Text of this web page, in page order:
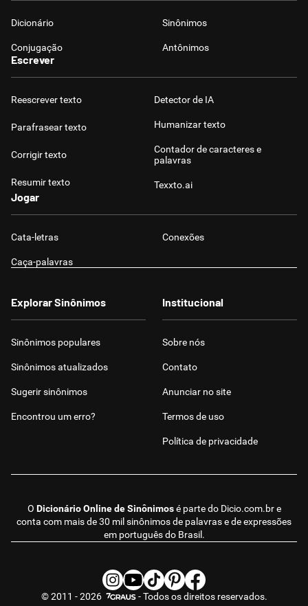
Dicionário Sinônimos
Conjugação Antônimos
Escrever
Reescrever texto
Parafrasear texto
Corrigir texto
Resumir texto
Detector de IA
Humanizar texto
Contador de caracteres e
palavras
Texxto.ai
Jogar
Cata-letras Conexões
Caça-palavras
O Dicionário Online de Sinônimosé parte do Dicio.com.bre
conta com mais de 30 mil sinônimos de palavras e de expressões
em português do Brasil.
Explorar Sinônimos
Sinônimos populares
Sinônimos atualizados
Sugerir sinônimos
Encontrou um erro?
Institucional
Sobre nós
Contato
Anunciar no site
Termos de uso
Política de privacidade
© 2011 - 2026 - Todos os direitos reservados.